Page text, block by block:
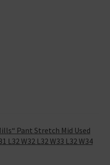
Pant Stretch Mid Used
L32 W32 L32 W33 L32 W34